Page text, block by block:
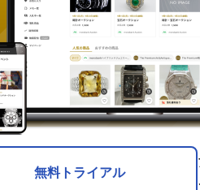
無料トライアル